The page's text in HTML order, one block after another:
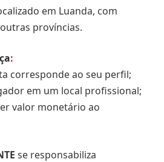
em Luanda, com
províncias.
:
corresponde ao seu perfil;
em um local profissional;
valor monetário ao
se responsabiliza